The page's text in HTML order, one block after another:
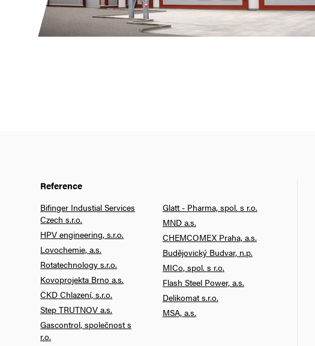
Reference
Bifinger Industial Services
Czech s.r.o.
HPV engineering, s.r.o.
Lovochemie, a.s.
Rotatechnology s.r.o.
Kovoprojekta Brno a.s.
ČKD Chlazení, s.r.o.
Step TRUTNOV a.s.
Gascontrol, společnost s
r.o.
Glatt - Pharma, spol. s r.o.
MND a.s.
CHEMCOMEX Praha, a.s.
Budějovický Budvar, n.p.
MICo, spol. s r.o.
Flash Steel Power, a.s.
Delikomat s.r.o.
MSA, a.s.